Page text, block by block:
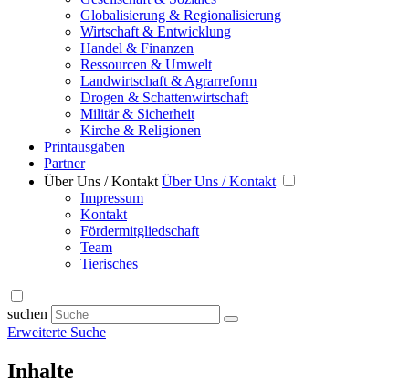
Globalisierung & Regionalisierung
Wirtschaft & Entwicklung
Handel & Finanzen
Ressourcen & Umwelt
Landwirtschaft & Agrarreform
Drogen & Schattenwirtschaft
Militär & Sicherheit
Kirche & Religionen
Printausgaben
Partner
Über Uns / Kontakt Über Uns / Kontakt
Impressum
Kontakt
Fördermitgliedschaft
Team
Tierisches
suchen
Erweiterte Suche
Inhalte